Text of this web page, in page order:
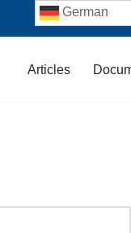
Articles
German